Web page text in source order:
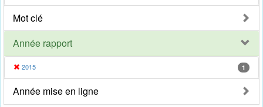
Mot clé
Année rapport
2015 1
Année mise en ligne